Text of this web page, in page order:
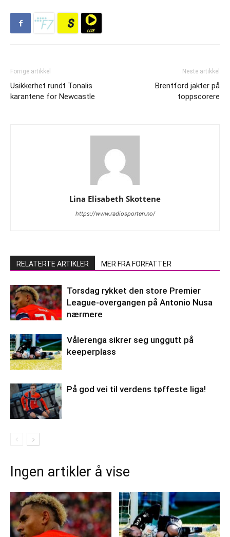
Forrige artikkel
Usikkerhet rundt Tonalis
karantene for Newcastle
Neste artikkel
Brentford jakter på
toppscorere
Lina Elisabeth Skottene
https://www.radiosporten.no/
RELATERTE ARTIKLER MER FRA FORFATTER
Torsdag rykket den store Premier
League-overgangen på Antonio Nusa
nærmere
Vålerenga sikrer seg unggutt på
keeperplass
På god vei til verdens tøffeste liga!
Ingen artikler å vise